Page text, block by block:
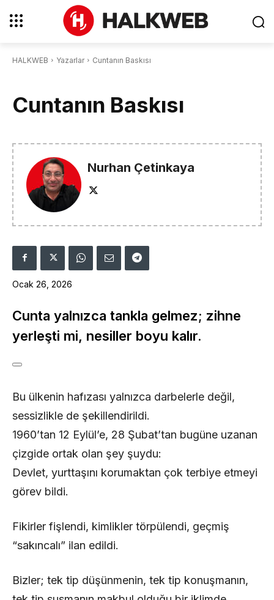
HALKWEB Yazarlar Cuntanın Baskısı
Cuntanın Baskısı
Nurhan Çetinkaya
Ocak 26, 2026
Cunta yalnızca tankla gelmez; zihne
yerleşti mi, nesiller boyu kalır.
Bu ülkenin hafızası yalnızca darbelerle değil,
sessizlikle de şekillendirildi.
1960’tan 12 Eylül’e, 28 Şubat’tan bugüne uzanan
çizgide ortak olan şey şuydu:
Devlet, yurttaşını korumaktan çok terbiye etmeyi
görev bildi.
Fikirler fişlendi, kimlikler törpülendi, geçmiş
“sakıncalı” ilan edildi.
Bizler; tek tip düşünmenin, tek tip konuşmanın,